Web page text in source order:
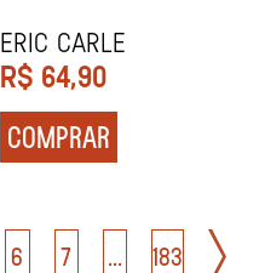
ERIC CARLE
R$ 64,90
COMPRAR
6 7 ... 183